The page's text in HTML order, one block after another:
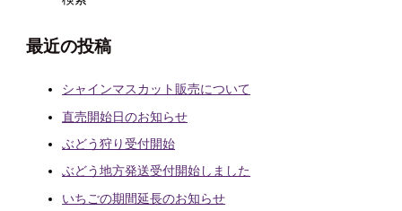
最近の投稿
シャインマスカット販売について
直売開始日のお知らせ
ぶどう狩り受付開始
ぶどう地方発送受付開始しました
いちごの期間延長のお知らせ